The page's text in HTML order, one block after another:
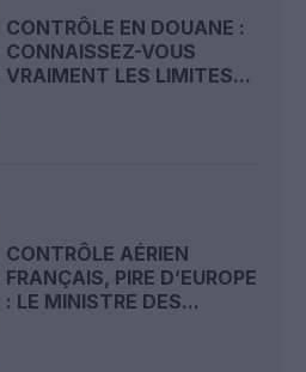
CONTRÔLE EN DOUANE :
CONNAISSEZ-VOUS
VRAIMENT LES LIMITES...
CONTRÔLE AÉRIEN
FRANÇAIS, PIRE D’EUROPE
: LE MINISTRE DES...